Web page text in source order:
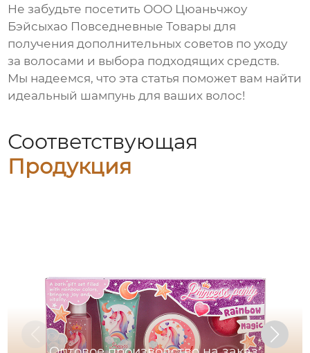
Не забудьте посетить ООО Цюаньчжоу
Бэйсыхао Повседневные Товары для
получения дополнительных советов по уходу
за волосами и выбора подходящих средств.
Мы надеемся, что эта статья поможет вам найти
идеальный шампунь для ваших волос!
Соответствующая
Продукция